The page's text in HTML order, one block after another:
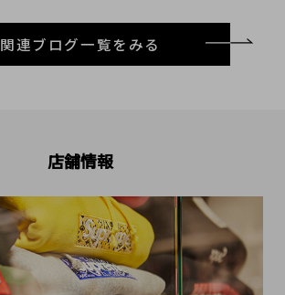
関連ブログ一覧をみる
店舗情報